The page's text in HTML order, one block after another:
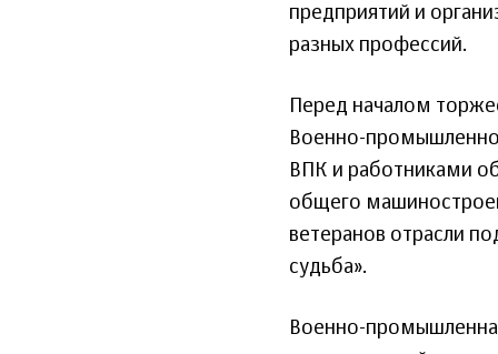
предприятий и
разных профессий.
Перед началом
Военно-
ВПК и работниками
общего
ветеранов отрасли
судьба».
Военно-